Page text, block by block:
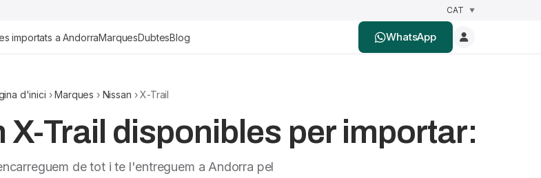
importats a AndorraMarquesDubtesBlog WhatsApp
d'inici ›Marques › Nissan › X-Trail
Trail disponibles per importar:
de tot i te l'entreguem a Andorra pel